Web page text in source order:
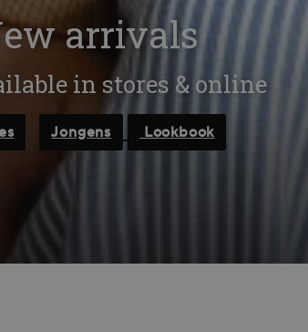
arrivals
in stores & online
Jongens Lookbook